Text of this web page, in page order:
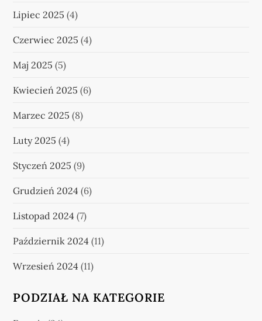
Lipiec 2025 (4)
Czerwiec 2025 (4)
Maj 2025 (5)
Kwiecień 2025 (6)
Marzec 2025 (8)
Luty 2025 (4)
Styczeń 2025 (9)
Grudzień 2024 (6)
Listopad 2024 (7)
Październik 2024 (11)
Wrzesień 2024 (11)
PODZIAŁ NA KATEGORIE